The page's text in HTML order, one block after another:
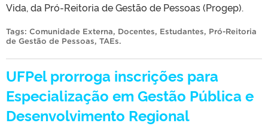
Vida, da Pró-Reitoria de Gestão de Pessoas (Progep).
Tags: Comunidade Externa, Docentes, Estudantes, Pró-Reitoria
de Gestão de Pessoas, TAEs.
UFPel prorroga inscrições para
Especialização em Gestão Pública e
Desenvolvimento Regional